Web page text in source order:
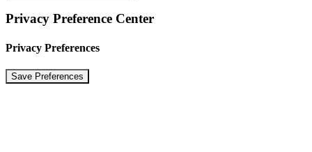
Privacy Preference Center
Privacy Preferences